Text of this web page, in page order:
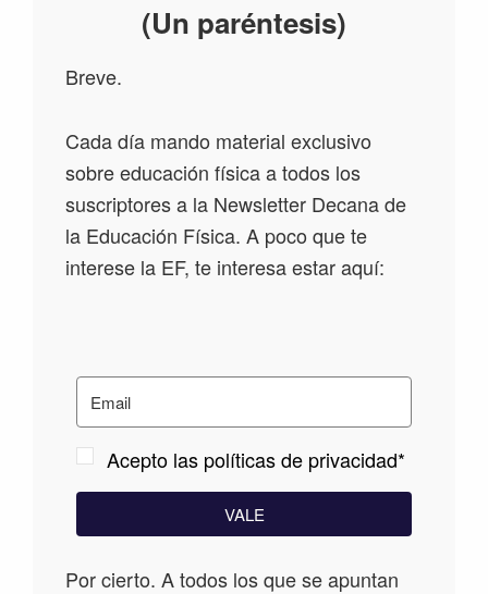
(Un paréntesis)
Breve.
Cada día mando material exclusivo
sobre educación física a todos los
suscriptores a la Newsletter Decana de
la Educación Física. A poco que te
interese la EF, te interesa estar aquí:
Acepto las políticas de privacidad*
VALE
Por cierto. A todos los que se apuntan